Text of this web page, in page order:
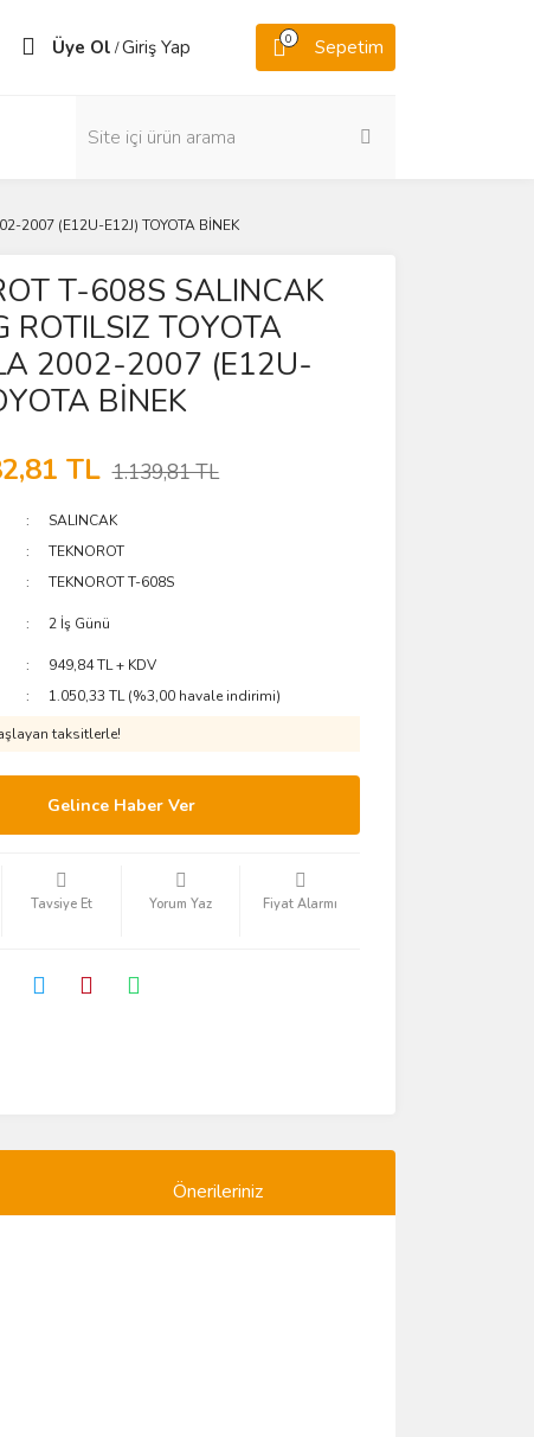
Üye Ol /Giriş Yap 0 Sepetim
2007 (E12U-E12J) TOYOTA BİNEK
T-608S SALINCAK
ROTILSIZ TOYOTA
2002-2007 (E12U-
BİNEK
TL 1.139,81 TL
SALINCAK
TEKNOROT
TEKNOROT T-608S
2 İş Günü
949,84 TL + KDV
1.050,33 TL (%3,00 havale indirimi)
taksitlerle!
Gelince Haber Ver
Tavsiye Et Yorum Yaz Fiyat Alarmı
Önerileriniz